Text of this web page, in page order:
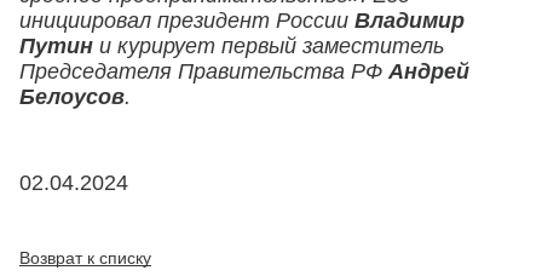
инициировал президент России Владимир
Путин и курирует первый заместитель
Председателя Правительства РФАндрей
Белоусов.
02.04.2024
Возврат к списку